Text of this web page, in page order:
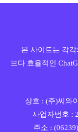
본 사이트는 각
보다 효율적인
상호 : (주)씨와
사업자번호 :
주소 :